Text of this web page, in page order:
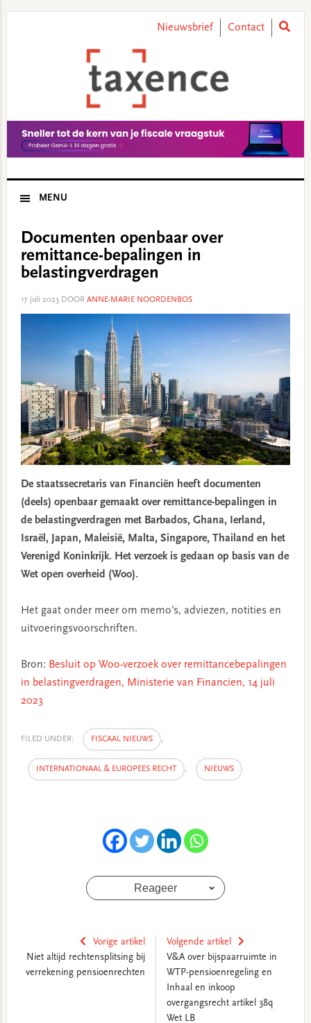
Nieuwsbrief Contact
MENU
Documenten openbaar over
remittance-bepalingen in
belastingverdragen
17 juli 2023DOOR ANNE-MARIE NOORDENBOS
De staatssecretaris van Financiën heeft documenten
(deels) openbaar gemaakt over remittance-bepalingen in
de belastingverdragen met Barbados, Ghana, Ierland,
Israël, Japan, Maleisië, Malta, Singapore, Thailand en het
Verenigd Koninkrijk. Het verzoek is gedaan op basis van de
Wet open overheid (Woo).
Het gaat onder meer om memo’s, adviezen, notities en
uitvoeringsvoorschriften.
Bron: Besluit op Woo-verzoek over remittancebepalingen
in belastingverdragen, Ministerie van Financien, 14 juli
2023
FILED UNDER: FISCAAL NIEUWS ,
INTERNATIONAAL & EUROPEES RECHT , NIEUWS
Reageer
Vorige artikel
Niet altijd rechtensplitsing bij
verrekening pensioenrechten
Volgende artikel
V&A over bijspaarruimte in
WTP-pensioenregeling en
Inhaal en inkoop
overgangsrecht artikel 38q
Wet LB